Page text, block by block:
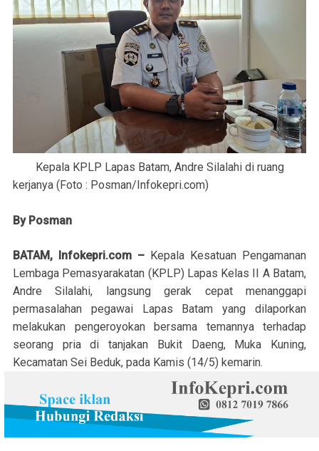
Kepala KPLP Lapas Batam, Andre Silalahi di ruang
kerjanya (Foto : Posman/Infokepri.com)
By Posman
BATAM, Infokepri.com – Kepala Kesatuan Pengamanan
Lembaga Pemasyarakatan (KPLP) Lapas Kelas II A Batam,
Andre Silalahi, langsung gerak cepat menanggapi
permasalahan pegawai Lapas Batam yang dilaporkan
melakukan pengeroyokan bersama temannya terhadap
seorang pria di tanjakan Bukit Daeng, Muka Kuning,
Kecamatan Sei Beduk, pada Kamis (14/5) kemarin.